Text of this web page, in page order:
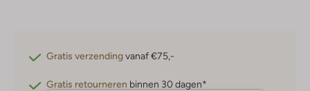
Gratis verzendingvanaf €75,-
Gratis retourneren binnen 30 dagen*